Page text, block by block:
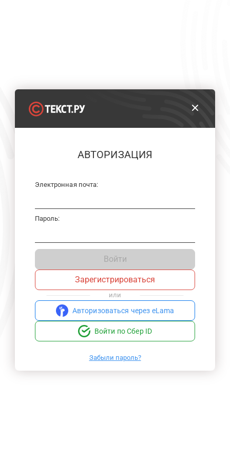
АВТОРИЗАЦИЯ
Электронная почта:
Пароль:
Войти
Зарегистрироваться
или
Авторизоваться через eLama
Войти по Сбер ID
Забыли пароль?